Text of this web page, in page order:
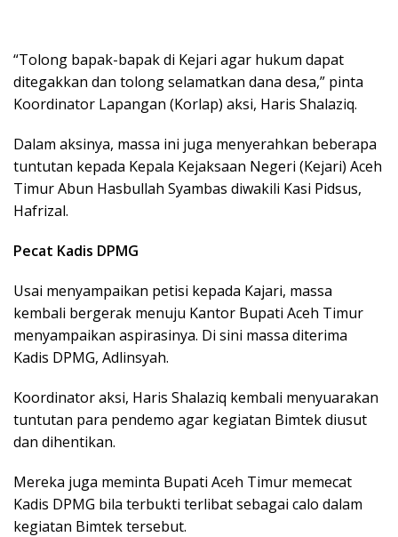
“Tolong bapak-bapak di Kejari agar hukum dapat
ditegakkan dan tolong selamatkan dana desa,” pinta
Koordinator Lapangan (Korlap) aksi, Haris Shalaziq.
Dalam aksinya, massa ini juga menyerahkan beberapa
tuntutan kepada Kepala Kejaksaan Negeri (Kejari) Aceh
Timur Abun Hasbullah Syambas diwakili Kasi Pidsus,
Hafrizal.
Pecat Kadis DPMG
Usai menyampaikan petisi kepada Kajari, massa
kembali bergerak menuju Kantor Bupati Aceh Timur
menyampaikan aspirasinya. Di sini massa diterima
Kadis DPMG, Adlinsyah.
Koordinator aksi, Haris Shalaziq kembali menyuarakan
tuntutan para pendemo agar kegiatan Bimtek diusut
dan dihentikan.
Mereka juga meminta Bupati Aceh Timur memecat
Kadis DPMG bila terbukti terlibat sebagai calo dalam
kegiatan Bimtek tersebut.